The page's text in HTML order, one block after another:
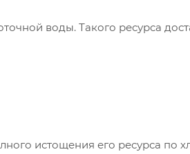
воды. Такого ресурса
истощения его ресурса по